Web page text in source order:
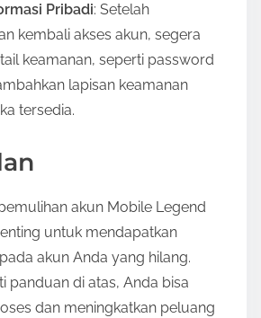
Pribadi: Setelah
kembali akses akun, segera
keamanan, seperti password
lapisan keamanan
tersedia.
akun Mobile Legend
untuk mendapatkan
akun Anda yang hilang.
panduan di atas, Anda bisa
dan meningkatkan peluang